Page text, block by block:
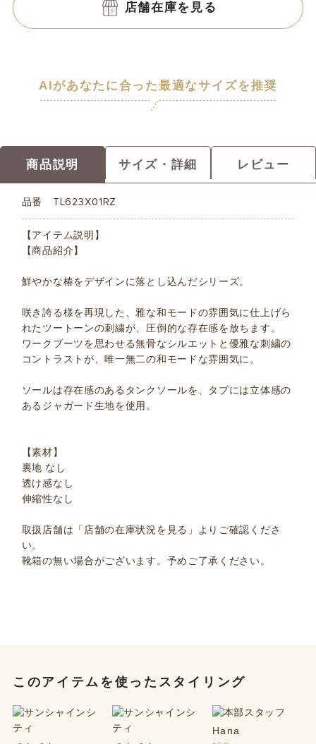
店舗在庫を見る
AIがあなたに合った最適なサイズを推奨
商品説明 サイズ・詳細 レビュー
品番 TL623X01RZ
【アイテム説明】
【商品紹介】
鮮やかな椿をデザインに落とし込んだシリーズ。
咲き誇る様を再現した、雅な和モードの雰囲気に仕上げら
れたツートーンの刺繍が、圧倒的な存在感を放ちます。
ワークブーツを思わせる無骨なシルエットと優雅な刺繍の
コントラストが、唯一無二の和モードな雰囲気に。
ソールは存在感のあるタンクソールを、タブには立体感の
あるジャガード生地を使用。
【素材】
裏地 なし
透け感なし
伸縮性なし
取扱店舗は「店舗の在庫状況を見る」よりご確認くださ
い。
靴箱の無い場合がございます。予めご了承ください。
このアイテムを使ったスタイリング
Hana